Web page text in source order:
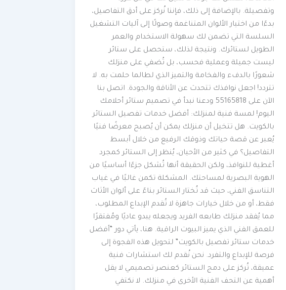
وتفصيلة. بالإضافة إلى ذلك، فإننا نُركز على أدق التفاصيل،
بدءًا من اختيار الألوان المتناغمة وصولًا إلى آليات التشغيل
السلسة التي تضمن لك سهولة الاستخدام والعمر
الطويل لستائرك. ونتيجة لذلك، ستحصل على ستائر
ليست جميلة وعملية فحسب، بل تُضفي على منزلك
شعورًا بالدفء والفخامة والتميز الذي لطالما حلمت به. لا
تتردد! اجعل نوافذك تتحدث عن الأناقة والجودة. اتصل بنا
الآن على 55165818 ودعنا نبدأ في تصميم ستائر أحلامك
اليوم! لمسة فنية لمنزلك: أفضل خدمات تفصيل الستائر
بالكويت. هل تتخيل أن منزلك يمكن أن يُصبح معرضًا فنيًا
يُعبر عن قصة حياتك وذوقك الرفيع من خلال أبسط
التفاصيل؟ في كثير من الأحيان، يُنظر إلى الستائر كمجرد
أغطية للنوافذ، ولكن الحقيقة أنها تُشكل جزءًا أساسيًا من
الهوية البصرية لمساحتك. المشكلة تكمن غالبًا في غياب
التناسق الفني، حيث قد تُختار الستائر بناءً على ألوان الأثاث
فقط، أو من خلال خيارات جاهزة لا تُقدم الإبداع المطلوب،
مما يُفقد منزلك طابعه الفريد ويجعله يبدو عاديًا ومُفتقرًا
للعمق الفني الذي يميز البيوت الراقية. هنا، يأتي دور “أفضل
خدمات ستائر تفصيل بالكويت” لتحويل هذه الفجوة إلى
فرصة للإبداع والتفرد. نحن نُقدم لك استشارات فنية
عميقة، تُركز على دمج الستائر كعنصر تصميمي لا يقل
أهمية عن التحف الفنية الأخرى في منزلك. لا نكتفي